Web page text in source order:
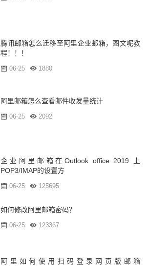
腾讯邮箱怎么迁移至阿里企业邮箱，图文呢教
程！！！
06-25 1880
阿里邮箱怎么查看邮件收发量统计
06-25 2092
企业阿里邮箱在Outlook office 2019 上
POP3/IMAP的设置方
06-25 125695
如何修改阿里邮箱密码？
06-25 123367
阿里如何使用扫码登录网页版邮箱